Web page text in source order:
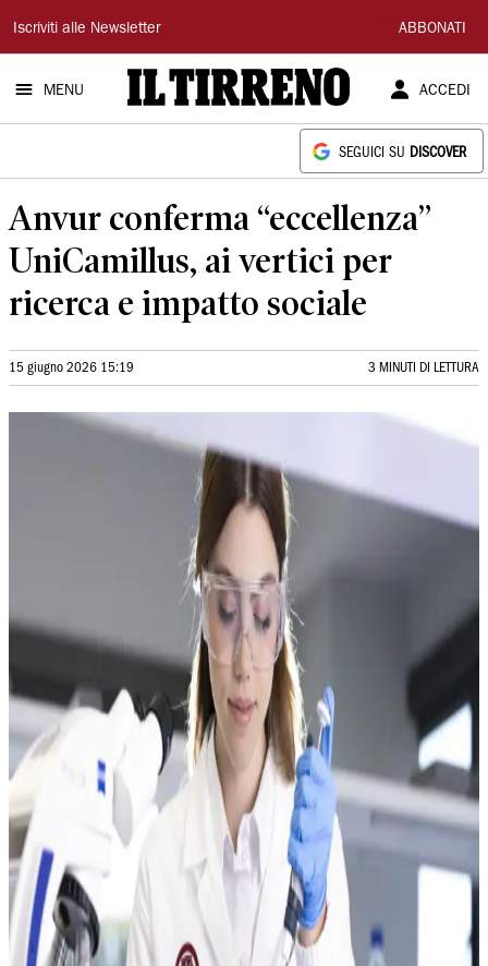
Il
Tirreno
Iscriviti alle Newsletter ABBONATI
MENU ACCEDI
SEGUICI SU DISCOVER
Anvur conferma “eccellenza”
UniCamillus, ai vertici per
ricerca e impatto sociale
15 giugno 2026 15:19 3 MINUTI DI LETTURA